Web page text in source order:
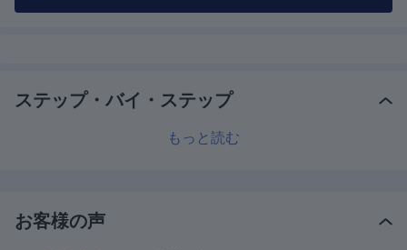
ステップ・バイ・ステップ
もっと読む
お客様の声